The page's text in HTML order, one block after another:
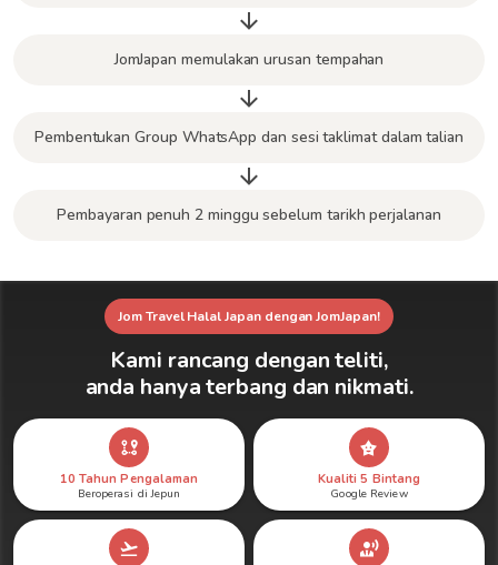
JomJapan memulakan urusan tempahan
Pembentukan Group WhatsApp dan sesi taklimat dalam talian
Pembayaran penuh 2 minggu sebelum tarikh perjalanan
Jom Travel Halal Japan dengan JomJapan!
Kami rancang dengan teliti,
anda hanya terbang dan nikmati.
10 Tahun Pengalaman
Beroperasi di Jepun
Kualiti 5 Bintang
Google Review